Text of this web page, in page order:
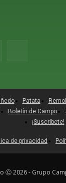
de privacidad
Patata
Boletín de Campo
¡Suscríbete!
Ⓒ 2026 - Grupo